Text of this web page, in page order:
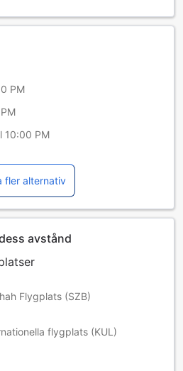
PM
10:00 PM
fler alternativ
avstånd
Flygplats (SZB)
flygplats (KUL)